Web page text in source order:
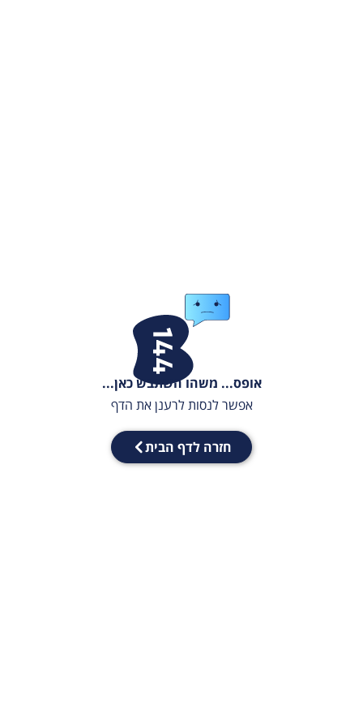
אופס... משהו השתבש כאן...
אפשר לנסות לרענן את הדף
חזרה לדף הבית